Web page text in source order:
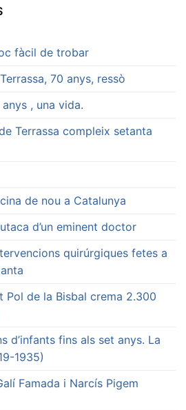
fàcil de trobar
70 anys, ressò
, una vida.
Terrassa compleix setanta
de nou a Catalunya
d’un eminent doctor
quirúrgiques fetes a
Pol de la Bisbal crema 2.300
d’infants fins als set anys. La
1935)
Famada i Narcís Pigem